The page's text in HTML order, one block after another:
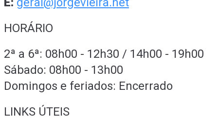
HORÁRIO
2ª a 6ª: 08h00 - 12h30 / 14h00 - 19h00
Sábado: 08h00 - 13h00
Domingos e feriados: Encerrado
LINKS ÚTEIS